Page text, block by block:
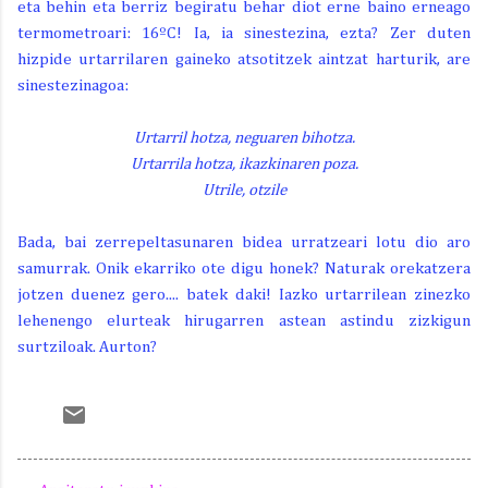
eta behin eta berriz begiratu behar diot erne baino erneago
termometroari: 16ºC! Ia, ia sinestezina, ezta? Zer duten
hizpide urtarrilaren gaineko atsotitzek aintzat harturik, are
sinestezinagoa:
Urtarril hotza, neguaren bihotza.
Urtarrila hotza, ikazkinaren poza.
Utrile, otzile
Bada, bai zerrepeltasunaren bidea urratzeari lotu dio aro
samurrak. Onik ekarriko ote digu honek? Naturak orekatzera
jotzen duenez gero.... batek daki! Iazko urtarrilean zinezko
lehenengo elurteak hirugarren astean astindu zizkigun
surtziloak. Aurton?